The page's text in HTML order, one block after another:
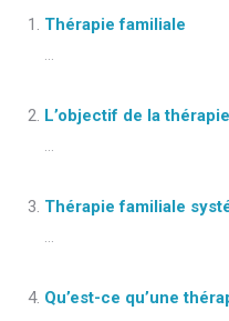
Thérapie familiale
...
L’objectif de la
...
Thérapie familiale
...
Qu’est-ce qu’une